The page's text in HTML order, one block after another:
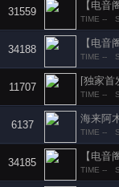
31559
【电
TIME --
34188
【电
TIME --
11707
[独家首
TIME --
6137
海来阿
TIME --
34185
TIME --